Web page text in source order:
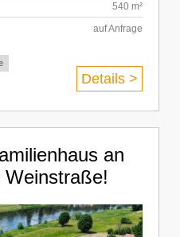
540 m²
auf Anfrage
Details >
an
Weinstraße!